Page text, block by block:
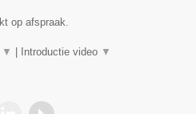
op afspraak.
▼ Introductie video ▼